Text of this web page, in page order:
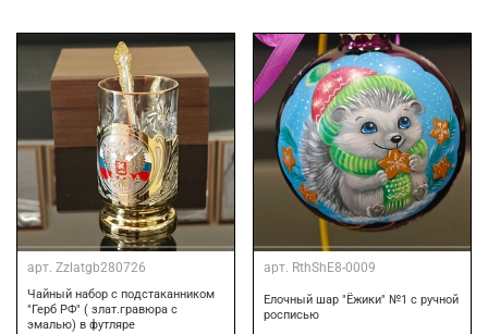
арт. Zzlatgb280726
Чайный набор с подстаканником
"Герб РФ" ( злат.гравюра с
эмалью) в футляре
арт. RthShE8-0009
Елочный шар "Ёжики" №1 с ручной
росписью